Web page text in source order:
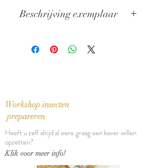
Uitgever: Signatuur
Bindwijze: Paperback
Beschrijving exemplaar
Workshop insecten
prepareren
Heeft u zelf altijd al eens graag een kever willen
opzetten?
Klik voor meer info!